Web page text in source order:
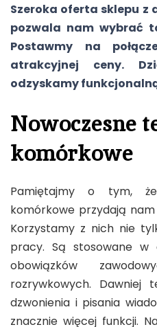
Szeroka oferta sklepu z
pozwala nam wybrać
Postawmy na
atrakcyjnej ceny.
odzyskamy
Nowoczesne
komórkowe
Pamiętajmy o tym,
komórkowe przydają
Korzystamy z nich nie
pracy. Są stosowane w
obowiązków
rozrywkowych. Dawniej
dzwonienia i pisania
znacznie więcej funkcji.